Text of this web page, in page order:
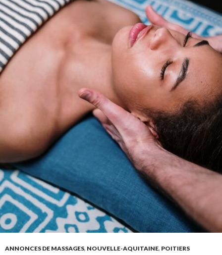
ANNONCES DE MASSAGES, NOUVELLE-AQUITAINE, POITIERS